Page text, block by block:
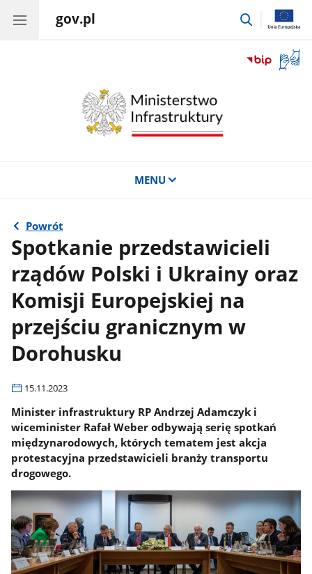
gov.pl
przejdź
okno
MENU
Powrót
Spotkanie przedstawicieli
rządów Polski i Ukrainy oraz
Komisji Europejskiej na
przejściu granicznym w
Dorohusku
15.11.2023
Minister infrastruktury RP Andrzej Adamczyk i
wiceminister Rafał Weber odbywają serię spotkań
międzynarodowych, których tematem jest akcja
protestacyjna przedstawicieli branży transportu
drogowego.